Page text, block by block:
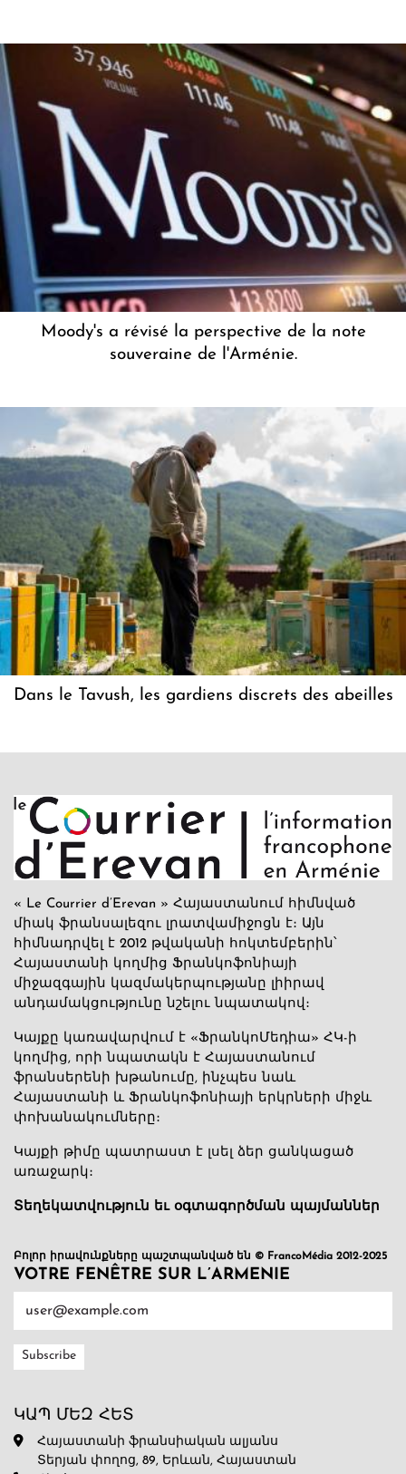
Moody's a révisé la perspective de la note
souveraine de l'Arménie.
Dans le Tavush, les gardiens discrets des abeilles
« Le Courrier d’Erevan » Հայաստանում հիմնված
միակ ֆրանսալեզու լրատվամիջոցն է։ Այն
հիմնադրվել է 2012 թվականի հոկտեմբերին՝
Հայաստանի կողմից Ֆրանկոֆոնիայի
միջազգային կազմակերպությանը լիիրավ
անդամակցությունը նշելու նպատակով։
Կայքը կառավարվում է «ՖրանկոՄեդիա» ՀԿ-ի
կողմից, որի նպատակն է Հայաստանում
ֆրանսերենի խթանումը, ինչպես նաև
Հայաստանի և Ֆրանկոֆոնիայի երկրների միջև
փոխանակումները։
Կայքի թիմը պատրաստ է լսել ձեր ցանկացած
առաջարկ։
Տեղեկատվություն եւ օգտագործման պայմաններ
Բոլոր իրավունքները պաշտպանված են © FrancoMédia 2012-2025
VOTRE FENÊTRE SUR L’ARMENIE
ԿԱՊ ՄԵԶ ՀԵՏ
Հայաստանի ֆրանսիական ալյանս
Տերյան փողոց, 89, Երևան, Հայաստան